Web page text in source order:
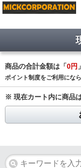
商品の合計金額は「0円
ポイント制度をご利用にな
※ 現在カート内に商品